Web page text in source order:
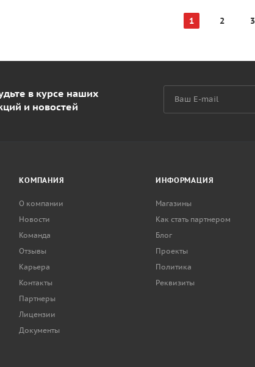
1 2 3
в курсе наших
и новостей
КОМПАНИЯ
О компании
Новости
Команда
Отзывы
Карьера
Контакты
Партнеры
Лицензии
Документы
ИНФОРМАЦИЯ
Магазины
Как стать партнером
Блог
Проекты
Политика
Реквизиты